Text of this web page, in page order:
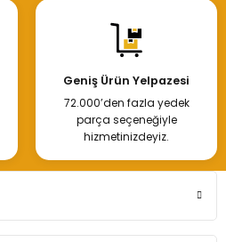
Geniş Ürün Yelpazesi
72.000’den fazla yedek
parça seçeneğiyle
hizmetinizdeyiz.